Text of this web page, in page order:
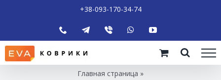
+38-093-170-34-74
Главная страница »